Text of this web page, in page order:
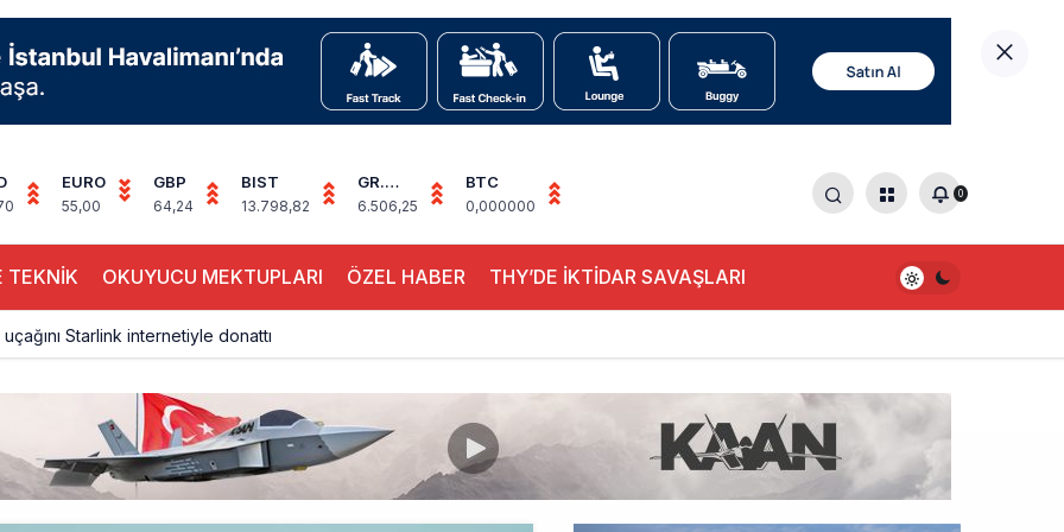
EURO
55,00
GBP
64,24
BIST
13.798,82
GR.
ALTIN
6.506,25
BTC
0,000000
0
TEKNİK OKUYUCU MEKTUPLARI ÖZEL HABER THY’DE İKTİDAR SAVAŞLARI
Starlink internetiyle donattı
A380 seferlerini yüzde 28 azaltıyor
uçağına girdi: Uyurken yakalandı
iki farklı görev: F-117 ve B-2